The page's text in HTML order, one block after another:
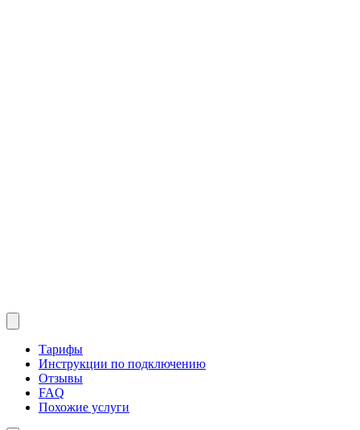
Тарифы
Инструкции по подключению
Отзывы
FAQ
Похожие услуги